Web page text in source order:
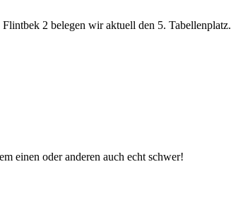
2 belegen wir aktuell den 5. Tabellenplatz.
einen oder anderen auch echt schwer!